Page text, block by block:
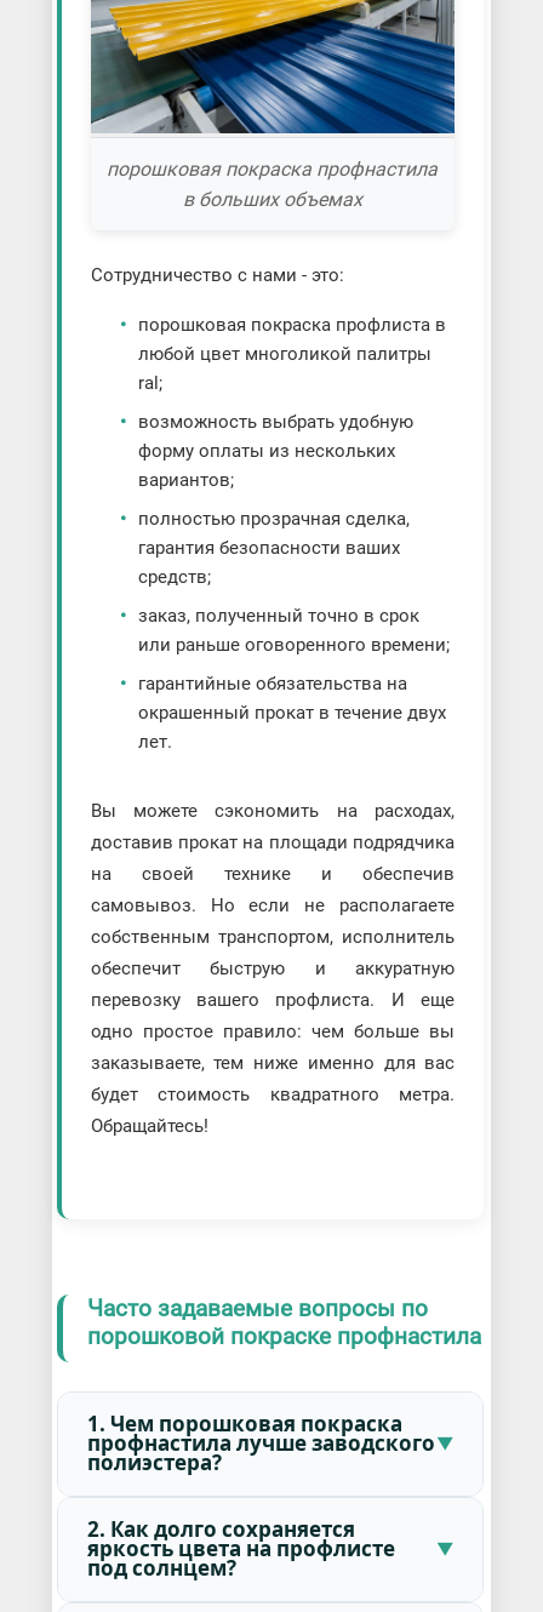
порошковая покраска профнастила
в больших объемах
Сотрудничество с нами - это:
порошковая покраска профлиста в
любой цвет многоликой палитры
ral;
возможность выбрать удобную
форму оплаты из нескольких
вариантов;
полностью прозрачная сделка,
гарантия безопасности ваших
средств;
заказ, полученный точно в срок
или раньше оговоренного времени;
гарантийные обязательства на
окрашенный прокат в течение двух
лет.
Вы можете сэкономить на расходах,
доставив прокат на площади подрядчика
на своей технике и обеспечив
самовывоз. Но если не располагаете
собственным транспортом, исполнитель
обеспечит быструю и аккуратную
перевозку вашего профлиста. И еще
одно простое правило: чем больше вы
заказываете, тем ниже именно для вас
будет стоимость квадратного метра.
Обращайтесь!
Часто задаваемые вопросы по
порошковой покраске профнастила
1. Чем порошковая покраска
профнастила лучше заводского
полиэстера?
2. Как долго сохраняется
яркость цвета на профлисте
под солнцем?